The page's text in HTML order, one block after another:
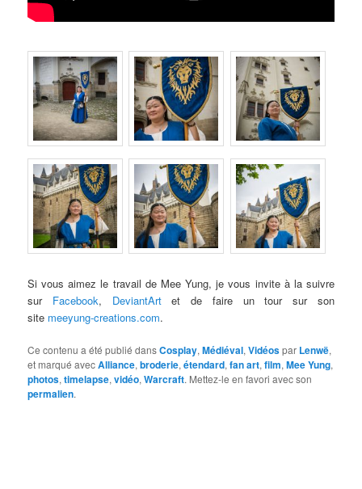
Si vous aimez le travail de Mee Yung, je vous invite à la suivre
sur Facebook, DeviantArtet de faire un tour sur son
site meeyung-creations.com.
Ce contenu a été publié dansCosplay,Médiéval,Vidéospar Lenwë,
et marqué avecAlliance,broderie,étendard,fan art,film,Mee Yung,
photos,timelapse,vidéo,Warcraft. Mettez-le en favori avec son
permalien.